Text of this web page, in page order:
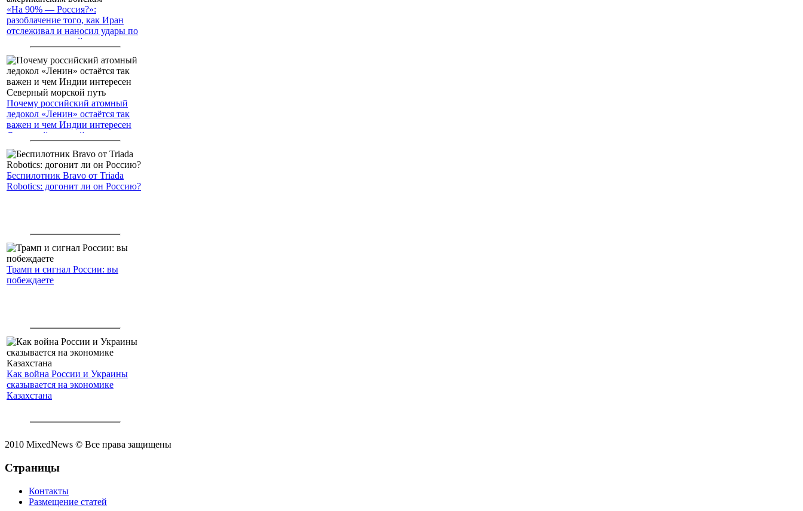
«На 90% — Россия?»:
разоблачение того, как Иран
отслеживал и наносил удары по
американским войскам
Почему российский атомный
ледокол «Ленин» остаётся так
важен и чем Индии интересен
Северный морской путь
Беспилотник Bravo от Triada
Robotics: догонит ли он Россию?
Трамп и сигнал России: вы
побеждаете
Как война России и Украины
сказывается на экономике
Казахстана
2010 MixedNews © Все права защищены
Страницы
Контакты
Размещение статей